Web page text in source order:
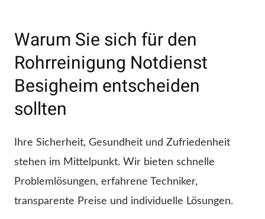
Warum Sie sich für den
Rohrreinigung Notdienst
Besigheim entscheiden
sollten
Ihre Sicherheit, Gesundheit und Zufriedenheit
stehen im Mittelpunkt. Wir bieten schnelle
Problemlösungen, erfahrene Techniker,
transparente Preise und individuelle Lösungen.